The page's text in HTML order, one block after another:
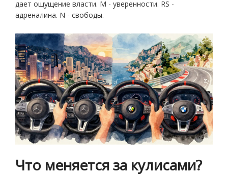
дает ощущение власти. M - уверенности. RS -
адреналина. N - свободы.
Что меняется за кулисами?